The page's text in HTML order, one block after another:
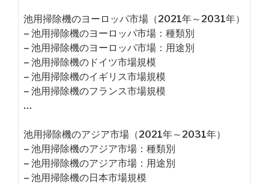
池用掃除機のヨーロッパ市場（2021年～2031年）
– 池用掃除機のヨーロッパ市場：種類別
– 池用掃除機のヨーロッパ市場：用途別
– 池用掃除機のドイツ市場規模
– 池用掃除機のイギリス市場規模
– 池用掃除機のフランス市場規模
…
池用掃除機のアジア市場（2021年～2031年）
– 池用掃除機のアジア市場：種類別
– 池用掃除機のアジア市場：用途別
– 池用掃除機の日本市場規模